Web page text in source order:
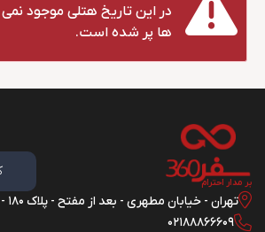
در این تاریخ هتلی موجود
ها پر شده است.
بر مدار احترام
تهران - خیابان مطهری - بعد از مفتح - پلاک 180 - واحد 1
02188866609